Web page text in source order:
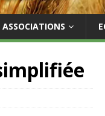
ASSOCIATIONS